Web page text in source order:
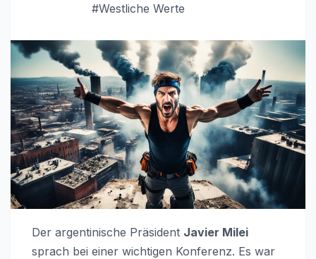
#Westliche Werte
Der argentinische Präsident Javier Milei
sprach bei einer wichtigen Konferenz. Es war